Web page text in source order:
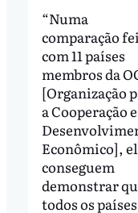
“Numa
comparação
com 11 países
membros da
[Organização
a Cooperação e
Econômico],
conseguem
demonstrar
todos os